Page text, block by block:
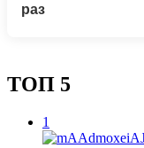
раз
ТОП 5
1